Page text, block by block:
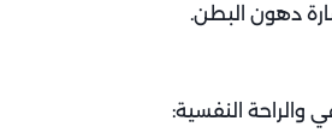
دهون البطن.
والراحة النفسية: